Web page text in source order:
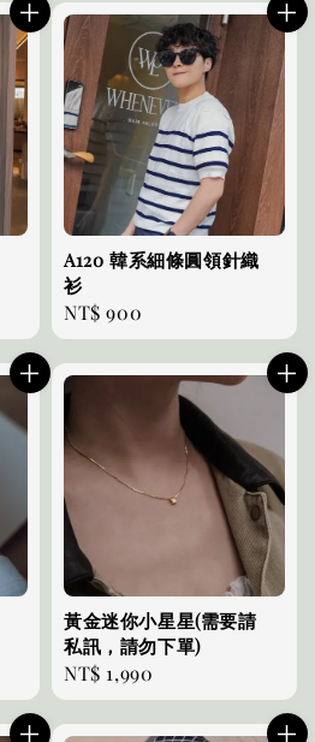
A120 韓系細條圓領針織
衫
Regular
price
NT$ 900
黃金迷你小星星(需要請
私訊，請勿下單)
Regular
price
NT$ 1,990